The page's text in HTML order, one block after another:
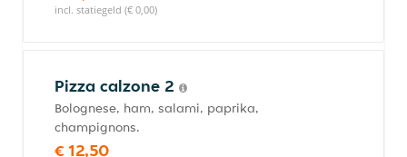
incl. statiegeld (€ 0,00)
Pizza calzone 2
Bolognese, ham, salami, paprika,
champignons.
€ 12,50